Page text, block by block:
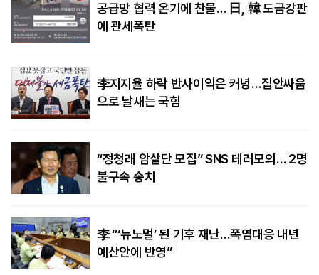
공급망 협력 온기에 찬물… 日, 韓 도금강판
에 관세폭탄
李지지율 하락 반사이익은 커녕…집안싸움
으로 날새는 국힘
“정청래 암살단 모집” SNS 테러모의… 2명
불구속 송치
李 “‘뉴노멀’ 된 기후 재난…폭염대응 내년
예산안에 반영”